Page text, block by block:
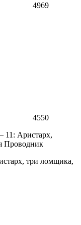
4969
4550
три ломщика,